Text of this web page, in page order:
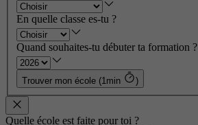
En quelle classe es-tu ?
Quand souhaites-tu débuter ta formation ?
Trouver mon école (1min )
Quelle école est faite pour toi ?